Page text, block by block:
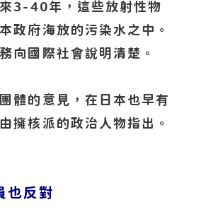
3-40年，這些放射性物
政府海放的污染水之中。
向國際社會說明清楚。
體的意見，在日本也早有
擁核派的政治人物指出。
也反對